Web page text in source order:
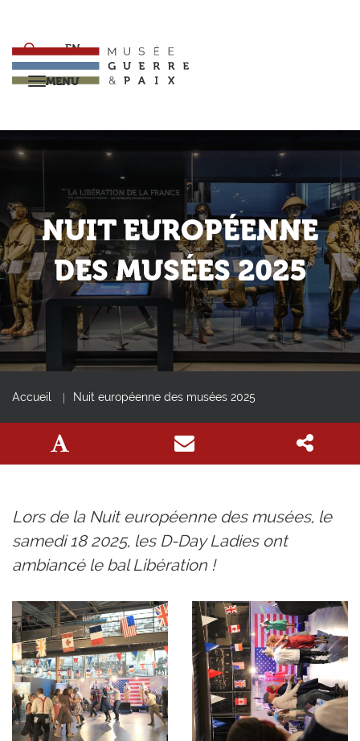
contenu
principal
EN
MENU
Retour
NUIT EUROPÉENNE
DES MUSÉES 2025
Accueil Nuit européenne des musées 2025
Lors de la Nuit européenne des musées, le
samedi 18 2025, les D-Day Ladies ont
ambiancé le bal Libération !